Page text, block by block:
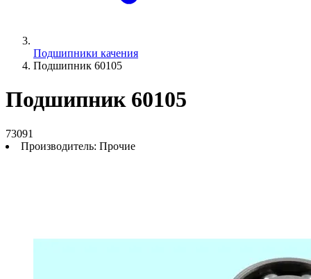
Подшипники качения
Подшипник 60105
Подшипник 60105
73091
Производитель: Прочие